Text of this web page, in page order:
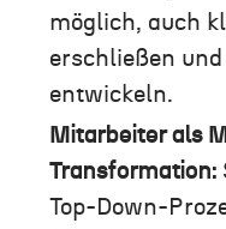
möglich, auch
erschließen
entwickeln.
Mitarbeiter als
Transformation:
Top-Down-